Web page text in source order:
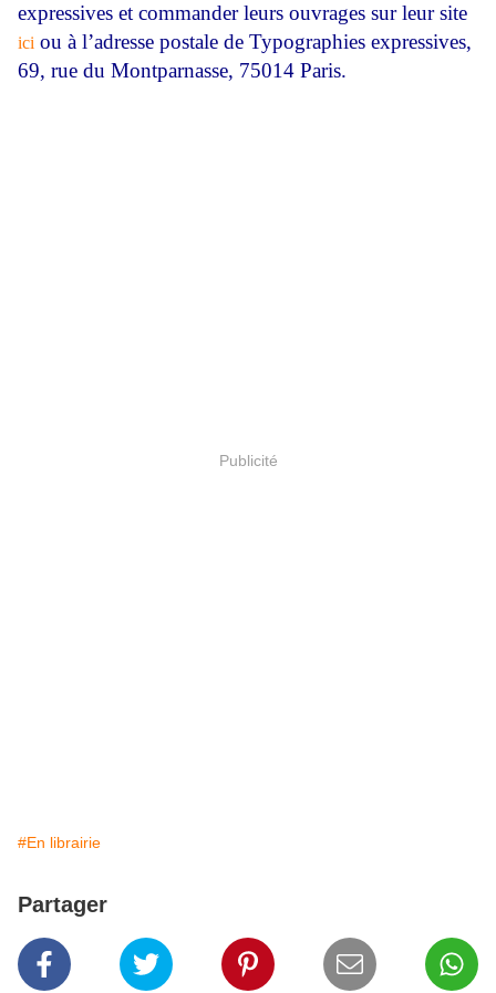
expressives et commander leurs ouvrages sur leur site
ici ou à l’adresse postale de Typographies expressives,
69, rue du Montparnasse, 75014 Paris.
Publicité
#En librairie
Partager